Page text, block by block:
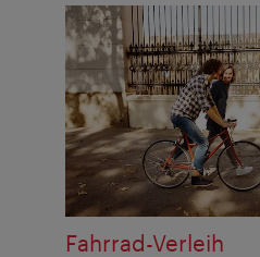
Fahrrad-Verleih